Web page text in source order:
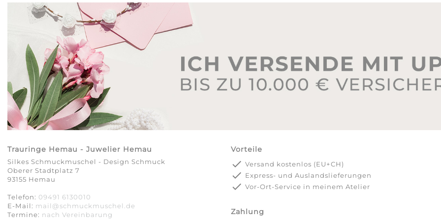
Trauringe Hemau - Juwelier Hemau
Silkes Schmuckmuschel - Design Schmuck
Oberer Stadtplatz 7
93155 Hemau
Telefon: 09491 6130010
E-Mail: mail@schmuckmuschel.de
Termine: nach Vereinbarung​​​​​​​
Vorteile
done Versand kostenlos (EU+CH)
done Express- und Auslandslieferungen
done Vor-Ort-Service in meinem Atelier
Zahlung